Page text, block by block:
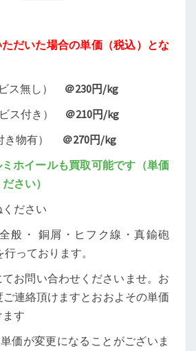
（R5.12.19
在）
だいた場合の単価（税込）とな
ス無し） ＠230円/kg
ス付き） ＠210円/kg
き物有）
＠270円/kg
ホイールも買取可能です（単価
さい）
ださい
般・ 銅屑・ヒフク線・真鍮砲
っております。
お問い合わせくださいませ。お
連絡頂けますとおおよその単価
す
価が変更になることがございま